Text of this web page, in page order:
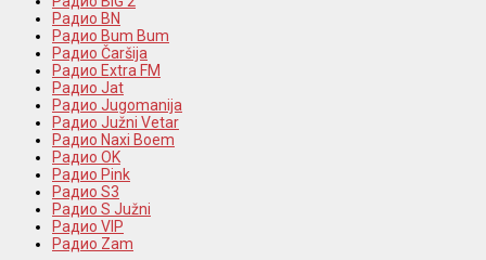
Радио BN
Радио Bum Bum
Радио Čaršija
Радио Extra FM
Радио Jat
Радио Jugomanija
Радио Južni Vetar
Радио Naxi Boem
Радио OK
Радио Pink
Радио S3
Радио S Južni
Радио VIP
Радио Zam